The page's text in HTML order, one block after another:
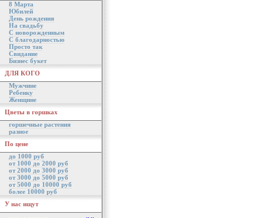
8 Марта
Юбилей
День рождения
На свадьбу
С новорожденным
С благодарностью
Просто так
Свидание
Бизнес букет
ДЛЯ КОГО
Мужчине
Ребенку
Женщине
Цветы в горшках
горшечные растения
разное
По цене
до 1000 руб
от 1000 до 2000 руб
от 2000 до 3000 руб
от 3000 до 5000 руб
от 5000 до 10000 руб
более 10000 руб
У нас ищут